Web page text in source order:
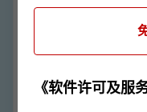
网
兼容996PC，新